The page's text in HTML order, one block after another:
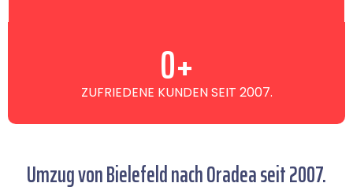
ZUFRIEDENE KUNDEN SEIT 2007.
0+
Umzug von Bielefeld nach Oradea seit 2007.